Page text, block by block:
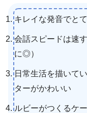
キレイな発音でと
会話スピードは速
に◎）
日常生活を描いて
ターがかわいい
ルビーがつくるケ